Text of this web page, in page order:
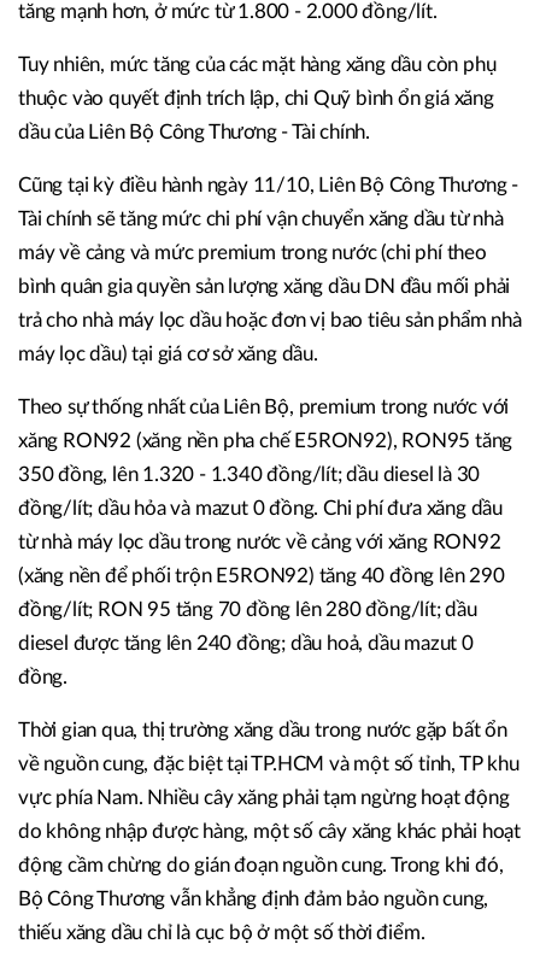
tăng mạnh hơn, ở mức từ 1.800 - 2.000 đồng/lít.
Tuy nhiên, mức tăng của các mặt hàng xăng dầu còn phụ
thuộc vào quyết định trích lập, chi Quỹ bình ổn giá xăng
dầu của Liên Bộ Công Thương - Tài chính.
Cũng tại kỳ điều hành ngày 11/10, Liên Bộ Công Thương -
Tài chính sẽ tăng mức chi phí vận chuyển xăng dầu từ nhà
máy về cảng và mức premium trong nước (chi phí theo
bình quân gia quyền sản lượng xăng dầu DN đầu mối phải
trả cho nhà máy lọc dầu hoặc đơn vị bao tiêu sản phẩm nhà
máy lọc dầu) tại giá cơ sở xăng dầu.
Theo sự thống nhất của Liên Bộ, premium trong nước với
xăng RON92 (xăng nền pha chế E5RON92), RON95 tăng
350 đồng, lên 1.320 - 1.340 đồng/lít; dầu diesel là 30
đồng/lít; dầu hỏa và mazut 0 đồng. Chi phí đưa xăng dầu
từ nhà máy lọc dầu trong nước về cảng với xăng RON92
(xăng nền để phối trộn E5RON92) tăng 40 đồng lên 290
đồng/lít; RON 95 tăng 70 đồng lên 280 đồng/lít; dầu
diesel được tăng lên 240 đồng; dầu hoả, dầu mazut 0
đồng.
Thời gian qua, thị trường xăng dầu trong nước gặp bất ổn
về nguồn cung, đặc biệt tại TP.HCM và một số tỉnh, TP khu
vực phía Nam. Nhiều cây xăng phải tạm ngừng hoạt động
do không nhập được hàng, một số cây xăng khác phải hoạt
động cầm chừng do gián đoạn nguồn cung. Trong khi đó,
Bộ Công Thương vẫn khẳng định đảm bảo nguồn cung,
thiếu xăng dầu chỉ là cục bộ ở một số thời điểm.